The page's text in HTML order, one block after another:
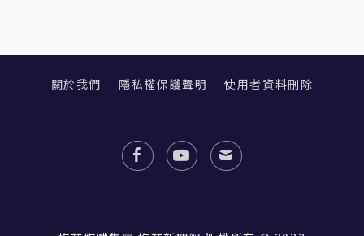
關於我們 隱私權保護聲明 使用者資料刪除